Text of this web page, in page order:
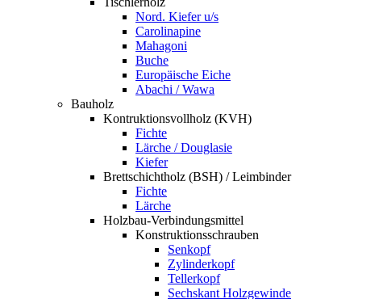
Nord. Kiefer u/s
Carolinapine
Mahagoni
Buche
Europäische Eiche
Abachi / Wawa
Bauholz
Kontruktionsvollholz (KVH)
Fichte
Lärche / Douglasie
Kiefer
Brettschichtholz (BSH) / Leimbinder
Fichte
Lärche
Holzbau-Verbindungsmittel
Konstruktionsschrauben
Senkopf
Zylinderkopf
Tellerkopf
Sechskant Holzgewinde